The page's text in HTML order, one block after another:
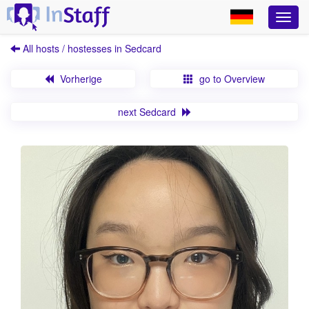
All hosts / hostesses in Sedcard
Vorherige go to Overview
next Sedcard